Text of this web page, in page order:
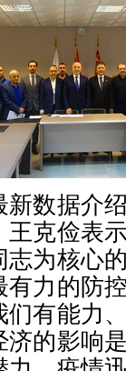
数据介绍
王克俭表
志为核心
有力的防
们有能力
济的影响